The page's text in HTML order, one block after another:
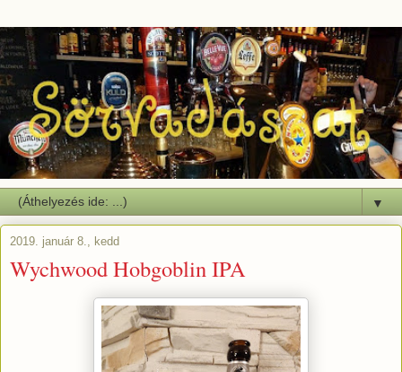
▼
2019. január 8., kedd
Wychwood Hobgoblin IPA